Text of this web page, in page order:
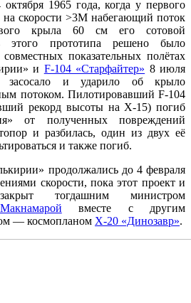
1965 года, когда у первого
на скорости >3М набегающий поток
крыла 60 см его сотовой
этого прототипа решено было
показательных полётах
и F-104 «Старфайтер» 8 июля
засосало и ударило об крыло
потоком. Пилотировавший F-104
рекорд высоты на X-15) погиб
от полученных повреждений
и разбилась, один из двух её
и также погиб.
продолжались до 4 февраля
скорости, пока этот проект и
тогдашним министром
вместе с другим
— космопланом X-20 «Динозавр».